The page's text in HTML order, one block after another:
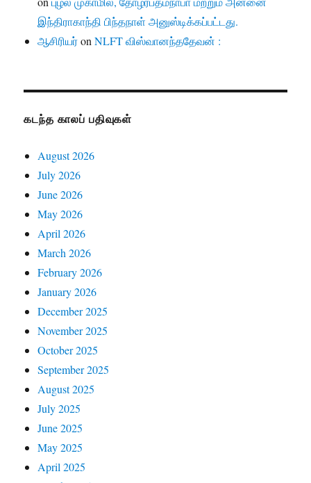
இந்திராகாந்தி பிந்தநாள் அனுஸ்டிக்கப்பட்டது.
ஆசிரியர்onNLFT விஸ்வானந்ததேவன் :
கடந்த காலப் பதிவுகள்
August 2026
July 2026
June 2026
May 2026
April 2026
March 2026
February 2026
January 2026
December 2025
November 2025
October 2025
September 2025
August 2025
July 2025
June 2025
May 2025
April 2025